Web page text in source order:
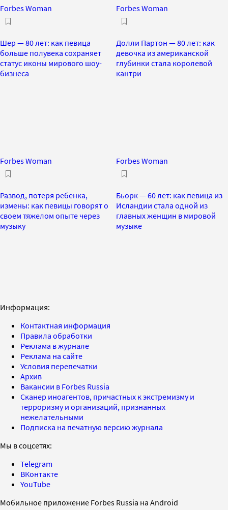
Forbes Woman
Шер — 80 лет: как певица
больше полувека сохраняет
статус иконы мирового шоу-
бизнеса
Forbes Woman
Долли Партон — 80 лет: как
девочка из американской
глубинки стала королевой
кантри
Forbes Woman
Развод, потеря ребенка,
измены: как певицы говорят о
своем тяжелом опыте через
музыку
Forbes Woman
Бьорк — 60 лет: как певица из
Исландии стала одной из
главных женщин в мировой
музыке
Информация:
Контактная информация
Правила обработки
Реклама в журнале
Реклама на сайте
Условия перепечатки
Архив
Вакансии в Forbes Russia
Сканер иноагентов, причастных к экстремизму и
терроризму и организаций, признанных
нежелательными
Подписка на печатную версию журнала
Мы в соцсетях:
Telegram
ВКонтакте
YouTube
Мобильное приложение Forbes Russia на Android